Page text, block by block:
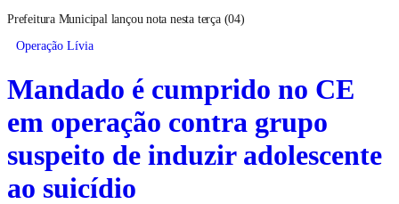
Prefeitura Municipal lançou nota nesta terça (04)
Operação Lívia
Mandado é cumprido no CE
em operação contra grupo
suspeito de induzir adolescente
ao suicídio